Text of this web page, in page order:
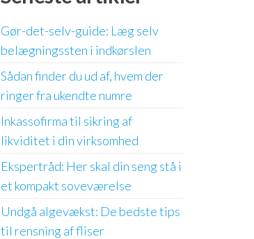
Gør-det-selv-guide: Læg selv
belægningssten i indkørslen
Sådan finder du ud af, hvem der
ringer fra ukendte numre
Inkassofirma til sikring af
likviditet i din virksomhed
Ekspertråd: Her skal din seng stå i
et kompakt soveværelse
Undgå algevækst: De bedste tips
til rensning af fliser